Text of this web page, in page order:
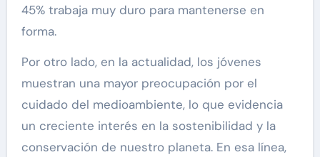
45% trabaja muy duro para mantenerse en
forma.
Por otro lado, en la actualidad, los jóvenes
muestran una mayor preocupación por el
cuidado del medioambiente, lo que evidencia
un creciente interés en la sostenibilidad y la
conservación de nuestro planeta. En esa línea,